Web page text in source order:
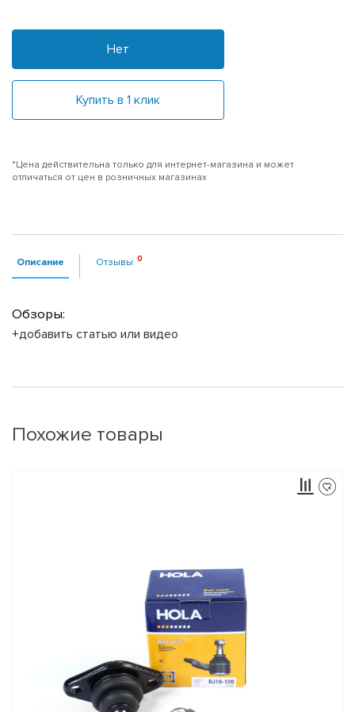
Нет
Купить в 1 клик
*Цена действительна только для интернет-магазина и может
отличаться от цен в розничных магазинах
Описание Отзывы
Обзоры:
+добавить статью или видео
Похожие товары